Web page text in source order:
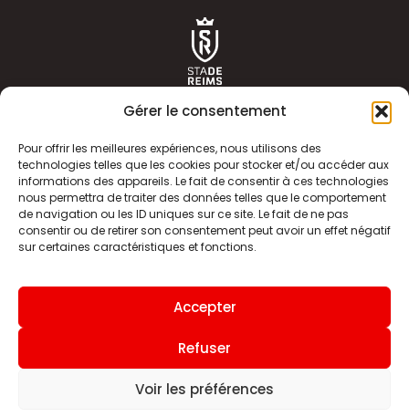
Gérer le consentement
Pour offrir les meilleures expériences, nous utilisons des
technologies telles que les cookies pour stocker et/ou accéder aux
informations des appareils. Le fait de consentir à ces technologies
nous permettra de traiter des données telles que le comportement
de navigation ou les ID uniques sur ce site. Le fait de ne pas
consentir ou de retirer son consentement peut avoir un effet négatif
sur certaines caractéristiques et fonctions.
Accepter
Refuser
Voir les préférences
ACTUALITÉS
CLUB
BOUTIQUE
HISTOIRE
ÉQUIPE PREMIERE
INFOS ET CONTACT